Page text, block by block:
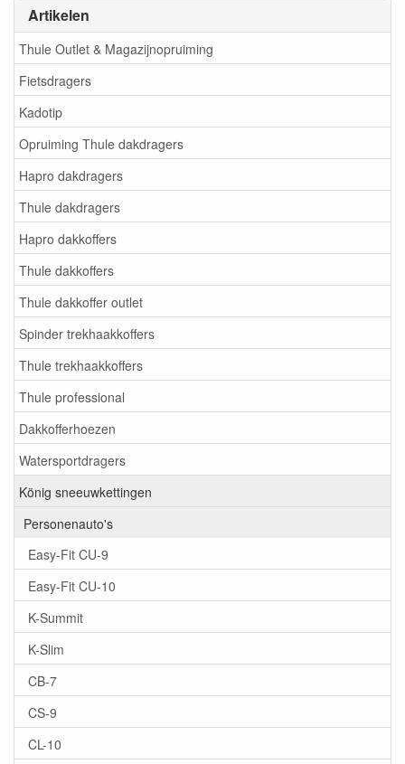
Artikelen
Thule Outlet & Magazijnopruiming
Fietsdragers
Kadotip
Opruiming Thule dakdragers
Hapro dakdragers
Thule dakdragers
Hapro dakkoffers
Thule dakkoffers
Thule dakkoffer outlet
Spinder trekhaakkoffers
Thule trekhaakkoffers
Thule professional
Dakkofferhoezen
Watersportdragers
König sneeuwkettingen
Personenauto's
Easy-Fit CU-9
Easy-Fit CU-10
K-Summit
K-Slim
CB-7
CS-9
CL-10